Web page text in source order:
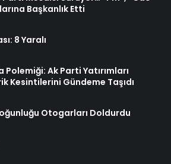
Başkanlık Etti
8 Yaralı
Polemiği: Ak Parti Yatırımları
Kesintilerini Gündeme Taşıdı
Otogarları Doldurdu